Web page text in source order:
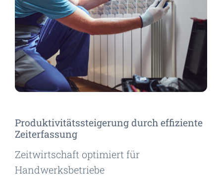
Produktivitätssteigerung durch effiziente
Zeiterfassung
Zeitwirtschaft optimiert für
Handwerksbetriebe